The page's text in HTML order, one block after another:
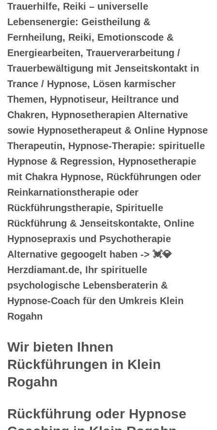
Trauerhilfe, Reiki – universelle
Lebensenergie: Geistheilung &
Fernheilung, Reiki, Emotionscode &
Energiearbeiten, Trauerverarbeitung /
Trauerbewältigung mit Jenseitskontakt in
Trance / Hypnose, Lösen karmischer
Themen, Hypnotiseur, Heiltrance und
Chakren, Hypnosetherapien Alternative
sowie Hypnosetherapeut & Online Hypnose
Therapeutin, Hypnose-Therapie: spirituelle
Hypnose & Regression, Hypnosetherapie
mit Chakra Hypnose, Rückführungen oder
Reinkarnationstherapie oder
Rückführungstherapie, Spirituelle
Rückführung & Jenseitskontakte, Online
Hypnosepraxis und Psychotherapie
Alternative gegoogelt haben -> 💓️💎
Herzdiamant.de, Ihr spirituelle
psychologische Lebensberaterin &
Hypnose-Coach für den Umkreis Klein
Rogahn
Wir bieten Ihnen
Rückführungen in Klein
Rogahn
Rückführung oder Hypnose